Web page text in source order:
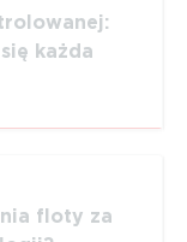
każda
floty za